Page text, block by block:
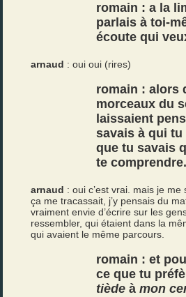
romain : a la
parlais à toi-
écoute qui
arnaud : oui oui (rires)
romain : alors
morceaux du
laissaient
savais à qui
que tu savais
te
arnaud : oui c’est vrai. mais je me
ça me tracassait, j’y pensais du
vraiment envie d’écrire sur les
ressembler, qui étaient dans la
qui avaient le même parcours.
romain : et
ce que tu
tiède àmon